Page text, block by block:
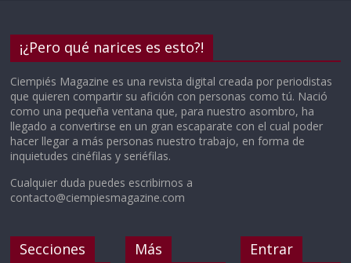
¡¿Pero qué narices es esto?!
Ciempiés Magazine es una revista digital creada por periodistas
que quieren compartir su afición con personas como tú. Nació
como una pequeña ventana que, para nuestro asombro, ha
llegado a convertirse en un gran escaparate con el cual poder
hacer llegar a más personas nuestro trabajo, en forma de
inquietudes cinéfilas y seriéfilas.
Cualquier duda puedes escribirnos a
contacto@ciempiesmagazine.com
Secciones Más Entrar